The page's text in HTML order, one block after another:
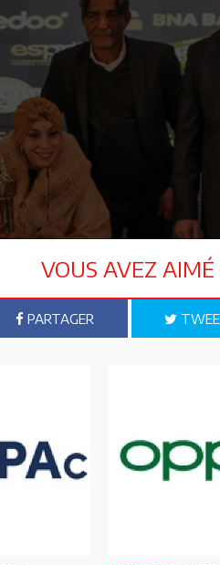
a ajouté : « Le
dans le développement du
mais contribue également à
d’avoir Ooredoo comme
Ooredoo Tunisie visant à
pour la communauté
nationales et internationales.
VOUS AVEZ
PARTAGER